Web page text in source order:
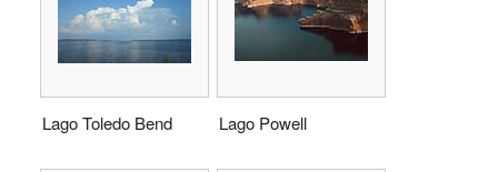
Lago Toledo Bend Lago Powell